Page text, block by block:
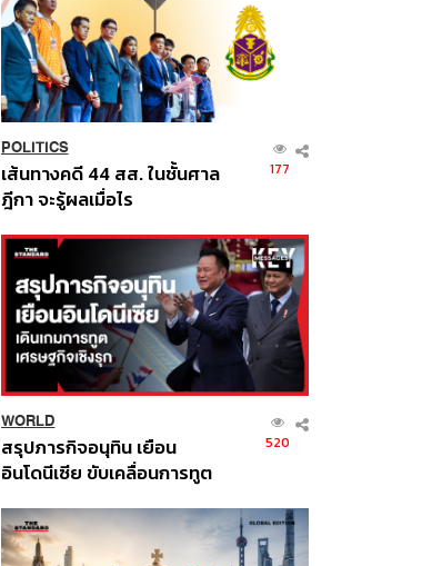
POLITICS
เส้นทางคดี 44 สส. ในชั้นศาล
ฎีกา จะรู้ผลเมื่อไร
177
WORLD
สรุปภารกิจอนุทิน เยือน
อินโดนีเซีย ขับเคลื่อนการทูต
ส่วนยุทธศาสตร์ไทย –
อินโดนีเซีย
520